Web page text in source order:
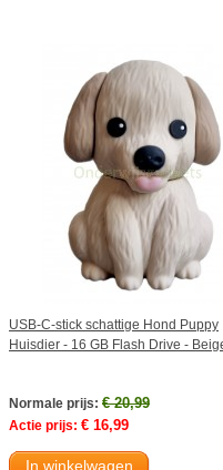
USB-C-stick schattige Hond Puppy
Huisdier - 16 GB Flash Drive -
Normale prijs: € 20,99
Actie prijs: € 16,99
In winkelwagen